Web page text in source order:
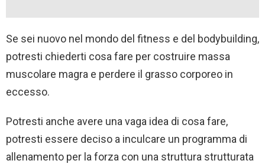
Se sei nuovo nel mondo del fitness e del bodybuilding,
potresti chiederti cosa fare per costruire massa
muscolare magra e perdere il grasso corporeo in
eccesso.
Potresti anche avere una vaga idea di cosa fare,
potresti essere deciso a inculcare un programma di
allenamento per la forza con una struttura strutturata